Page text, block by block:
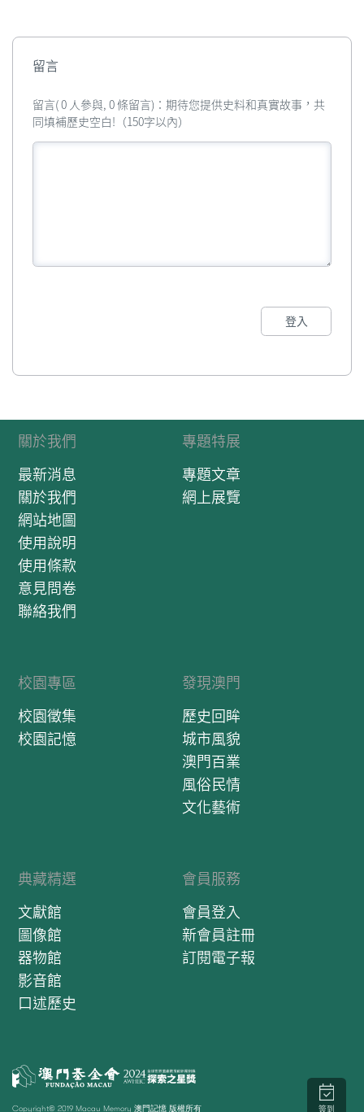
留言
留言( 0 人參與, 0 條留言)：期待您提供史料和真實故事，共
同填補歷史空白!（150字以內）
登入
關於我們
最新消息
關於我們
網站地圖
使用說明
使用條款
意見問卷
聯絡我們
專題特展
專題文章
網上展覽
校園專區
校園徵集
校園記憶
發現澳門
歷史回眸
城市風貌
澳門百業
風俗民情
文化藝術
典藏精選
文獻館
圖像館
器物館
影音館
口述歷史
會員服務
會員登入
新會員註冊
訂閱電子報
Copyright© 2019 Macau Memory 澳門記憶 版權所有 簽到